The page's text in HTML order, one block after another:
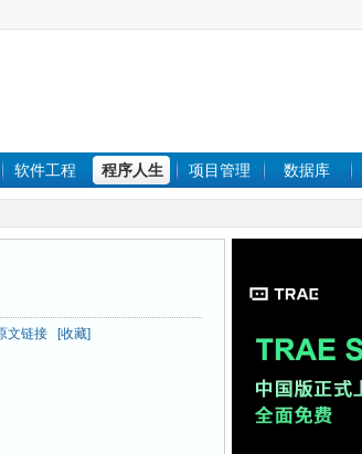
软件工程 程序人生 项目管理 数据库
文链接 [收藏]